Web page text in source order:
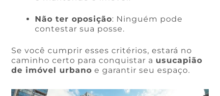
Não ter oposição: Ninguém pode
contestar sua posse.
Se você cumprir esses critérios, estará no
caminho certo para conquistar a usucapião
de imóvel urbano e garantir seu espaço.